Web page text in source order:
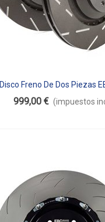
Añadir Al Carrito
Disco Freno De Dos Piezas
Flotante SC2FC1877
999,00 € (impuestos